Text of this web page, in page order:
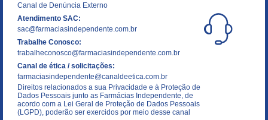
Canal de Denúncia Externo
Atendimento SAC:
sac@farmaciasindependente.com.br
Trabalhe Conosco:
trabalheconosco@farmaciasindependente.com.br
Canal de ética / solicitações:
farmaciasindependente@canaldeetica.com.br
Direitos relacionados a sua Privacidade e à Proteção de
Dados Pessoais junto as Farmácias Independente, de
acordo com a Lei Geral de Proteção de Dados Pessoais
(LGPD), poderão ser exercidos por meio desse canal